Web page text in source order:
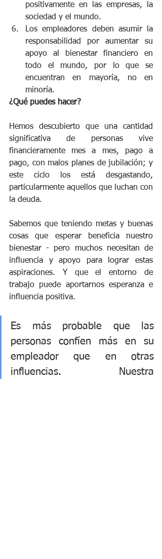
positivamente en las empresas, la
sociedad y el mundo.
Los empleadores deben asumir la
responsabilidad por aumentar su
apoyo al bienestar financiero en
todo el mundo, por lo que se
encuentran en mayoría, no en
minoría.
¿Qué puedes hacer?
Hemos descubierto que una cantidad
significativa de personas vive
financieramente mes a mes, pago a
pago, con malos planes de jubilación; y
este ciclo los está desgastando,
particularmente aquellos que luchan con
la deuda.
Sabemos que teniendo metas y buenas
cosas que esperar beneficia nuestro
bienestar - pero muchos necesitan de
influencia y apoyo para lograr estas
aspiraciones. Y que el entorno de
trabajo puede aportarnos esperanza e
influencia positiva.
Es más probable que las
personas confíen más en su
empleador que en otras
influencias. Nuestra